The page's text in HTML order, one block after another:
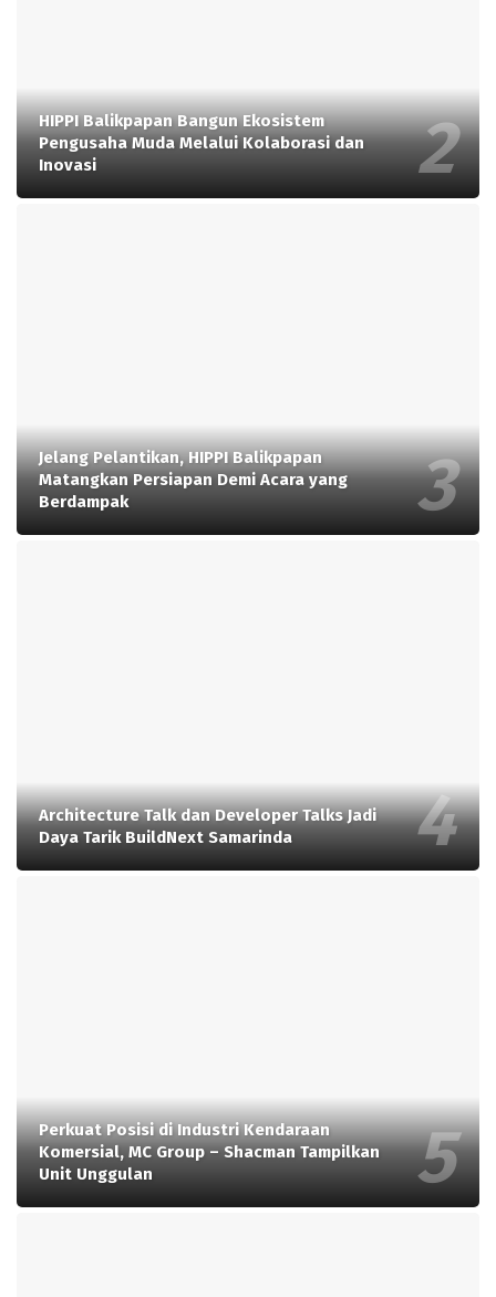
HIPPI Balikpapan Bangun Ekosistem
Pengusaha Muda Melalui Kolaborasi dan
Inovasi
Jelang Pelantikan, HIPPI Balikpapan
Matangkan Persiapan Demi Acara yang
Berdampak
Architecture Talk dan Developer Talks Jadi
Daya Tarik BuildNext Samarinda
Perkuat Posisi di Industri Kendaraan
Komersial, MC Group – Shacman Tampilkan
Unit Unggulan